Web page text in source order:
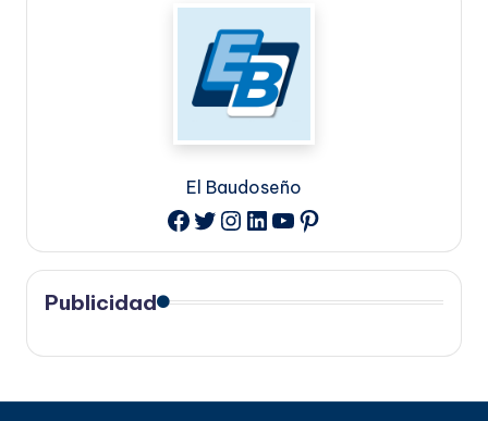
El Baudoseño
Facebook
Twitter
Instagram
LinkedIn
YouTube
Pinterest
Publicidad